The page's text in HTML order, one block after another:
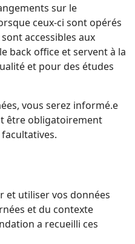
sur le
ceux-ci sont opérés
accessibles aux
back office et servent à la
et pour des études
vous serez informé.e
être obligatoirement
et utiliser vos données
et du contexte
a recueilli ces